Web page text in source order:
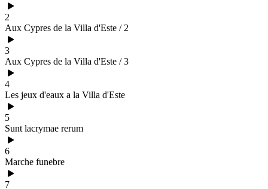
2
Aux Cypres de la Villa d'Este / 2
3
Aux Cypres de la Villa d'Este / 3
4
Les jeux d'eaux a la Villa d'Este
5
Sunt lacrymae rerum
6
Marche funebre
7